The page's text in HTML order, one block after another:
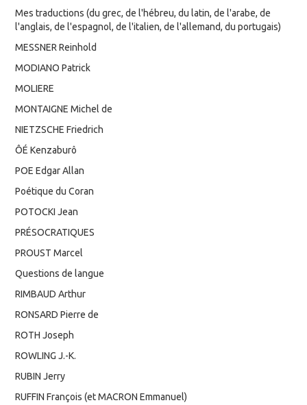
Mes traductions (du grec, de l'hébreu, du latin, de l'arabe, de
l'anglais, de l'espagnol, de l'italien, de l'allemand, du portugais)
MESSNER Reinhold
MODIANO Patrick
MOLIERE
MONTAIGNE Michel de
NIETZSCHE Friedrich
ÔÉ Kenzaburô
POE Edgar Allan
Poétique du Coran
POTOCKI Jean
PRÉSOCRATIQUES
PROUST Marcel
Questions de langue
RIMBAUD Arthur
RONSARD Pierre de
ROTH Joseph
ROWLING J.-K.
RUBIN Jerry
RUFFIN François (et MACRON Emmanuel)